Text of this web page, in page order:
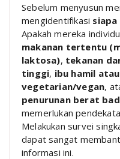
Sebelum menyusun
mengidentifikasi siapa
Apakah mereka
makanan tertentu
laktosa), tekanan
tinggi, ibu hamil
vegetarian/vegan,
penurunan berat
memerlukan
Melakukan survei
dapat sangat
informasi ini.